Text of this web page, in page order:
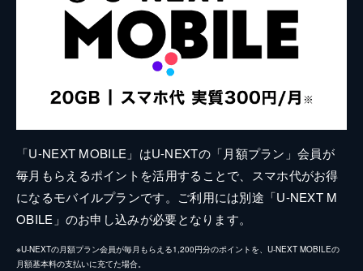
「U-NEXT MOBILE」はU-NEXTの「月額プラン」会員が
毎月もらえるポイントを活用することで、スマホ代がお得
になるモバイルプランです。ご利用には別途「U-NEXT M
OBILE」のお申し込みが必要となります。
※U-NEXTの月額プラン会員が毎月もらえる1,200円分のポイントを、U-NEXT MOBILEの
月額基本料の支払いに充てた場合。